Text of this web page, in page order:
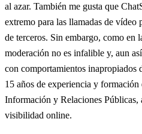
al azar. También me gusta que
extremo para las llamadas de vídeo
de terceros. Sin embargo, como en
moderación no es infalible y, aun
con comportamientos inapropiados
15 años de experiencia y formación
Información y Relaciones Públicas,
visibilidad online.